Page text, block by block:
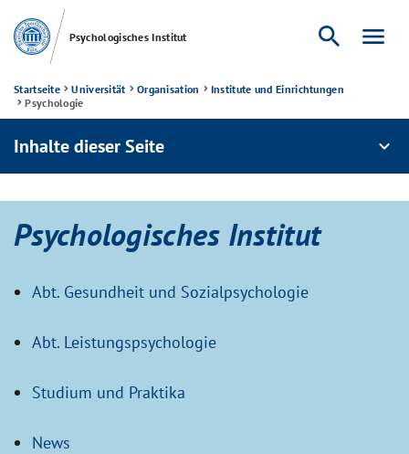
Psychologisches Institut search menu
Startseite Universität Organisation
Institute und Einrichtungen
Psychologie
Inhalte dieser Seite expand_more
Psychologisches Institut
Abt. Gesundheit und Sozialpsychologie
Abt. Leistungspsychologie
Studium und Praktika
News